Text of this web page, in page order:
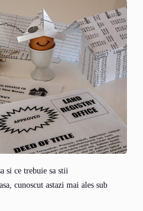
si ce trebuie sa stii
cunoscut astazi mai ales sub